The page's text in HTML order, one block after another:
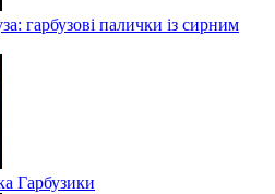
гарбузові палички із сирним
Гарбузики